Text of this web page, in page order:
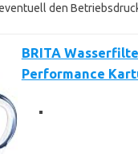
den
BRITA
Performance